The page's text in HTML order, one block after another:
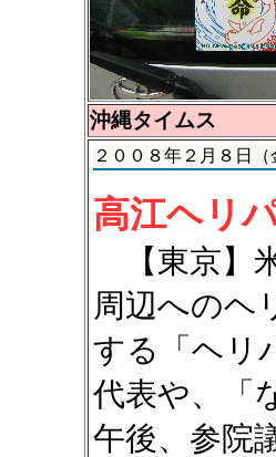
沖縄タイムス
２００８年２月８日
高江ヘリ
【東京】
周辺へのヘ
する「ヘリ
代表や、「
午後、参院